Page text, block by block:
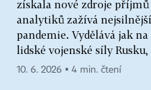
získala nové zdroje
analytiků zažívá
pandemie. Vydělává jak
lidské vojenské síly Rusku,
10. 6. 2026 ▪ 4 min. čtení